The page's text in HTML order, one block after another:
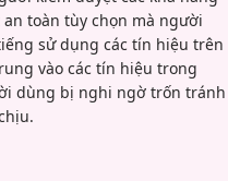
toàn tùy chọn mà người
sử dụng các tín hiệu trên
vào các tín hiệu trong
dùng bị nghi ngờ trốn tránh